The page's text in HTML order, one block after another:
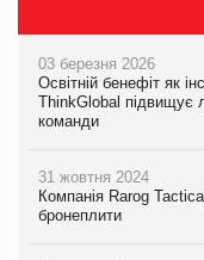
03 березня 2026
Освітній бенефіт як
ThinkGlobal підвищує
команди
31 жовтня 2024
Компанія Rarog
бронеплити